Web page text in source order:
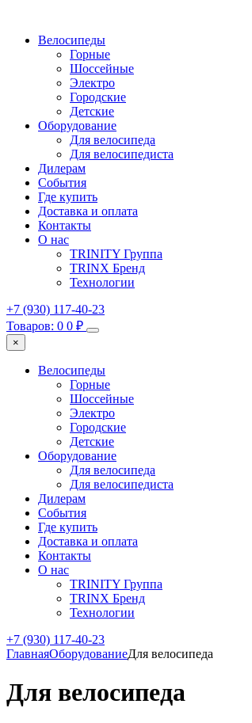
Велосипеды
Горные
Шоссейные
Электро
Городские
Детские
Оборудование
Для велосипеда
Для велосипедиста
Дилерам
События
Где купить
Доставка и оплата
Контакты
О нас
TRINITY Группа
TRINX Бренд
Технологии
+7 (930) 117-40-23
Товаров: 0 0 ₽
×
Велосипеды
Горные
Шоссейные
Электро
Городские
Детские
Оборудование
Для велосипеда
Для велосипедиста
Дилерам
События
Где купить
Доставка и оплата
Контакты
О нас
TRINITY Группа
TRINX Бренд
Технологии
+7 (930) 117-40-23
ГлавнаяОборудованиеДля велосипеда
Для велосипеда